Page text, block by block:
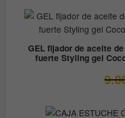
GEL fijador de aceite
fuerte Styling gel